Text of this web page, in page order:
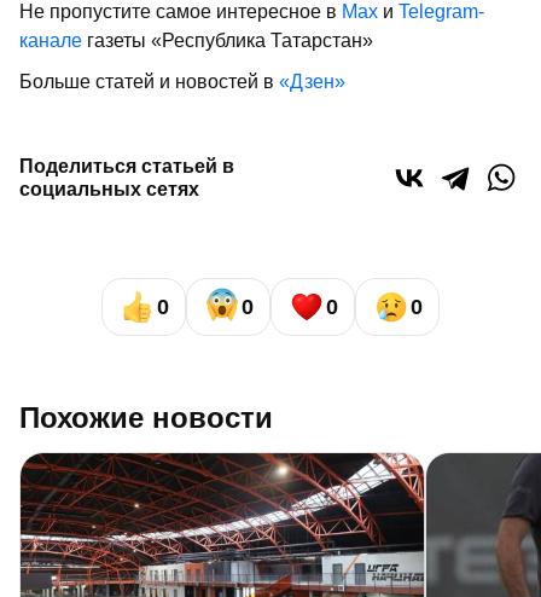
Не пропустите самое интересное в Max и Telegram-
канале газеты «Республика Татарстан»
Больше статей и новостей в «Дзен»
Поделиться статьей в
социальных сетях
0 0 0 0
Похожие новости